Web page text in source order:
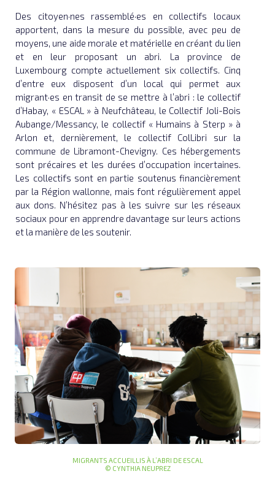
Des citoyen·nes rassemblé·es en collectifs locaux
apportent, dans la mesure du possible, avec peu de
moyens, une aide morale et matérielle en créant du lien
et en leur proposant un abri. La province de
Luxembourg compte actuellement six collectifs. Cinq
d’entre eux disposent d’un local qui permet aux
migrant·es en transit de se mettre à l’abri : le collectif
d’Habay, « ESCAL » à Neufchâteau, le Collectif Joli-Bois
Aubange/Messancy, le collectif « Humains à Sterp » à
Arlon et, dernièrement, le collectif ColLibri sur la
commune de Libramont-Chevigny. Ces hébergements
sont précaires et les durées d’occupation incertaines.
Les collectifs sont en partie soutenus financièrement
par la Région wallonne, mais font régulièrement appel
aux dons. N’hésitez pas à les suivre sur les réseaux
sociaux pour en apprendre davantage sur leurs actions
et la manière de les soutenir.
MIGRANTS ACCUEILLIS À L’ABRI DE ESCAL
© CYNTHIA NEUPREZ